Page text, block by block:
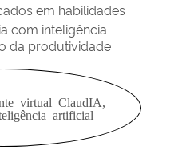
em habilidades
com inteligência
da produtividade